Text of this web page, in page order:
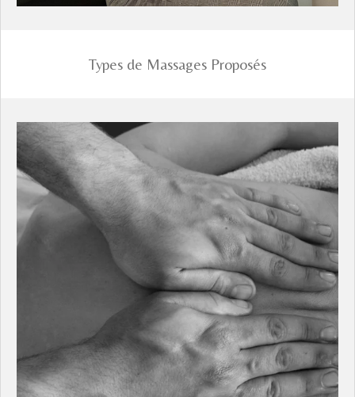
Types de Massages Proposés